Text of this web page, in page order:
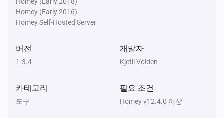
Homey (Early 2016)
Homey Self-Hosted Server
버전
1.3.4
개발자
Kjetil Volden
카테고리
도구
필요 조건
Homey v12.4.0 이상